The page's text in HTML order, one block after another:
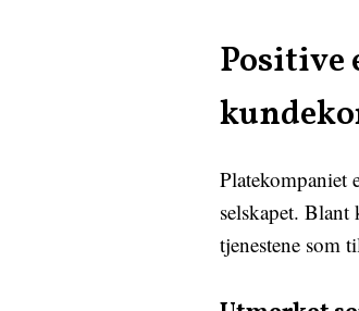
Positive
Platekompaniet
selskapet.
tjenestene som